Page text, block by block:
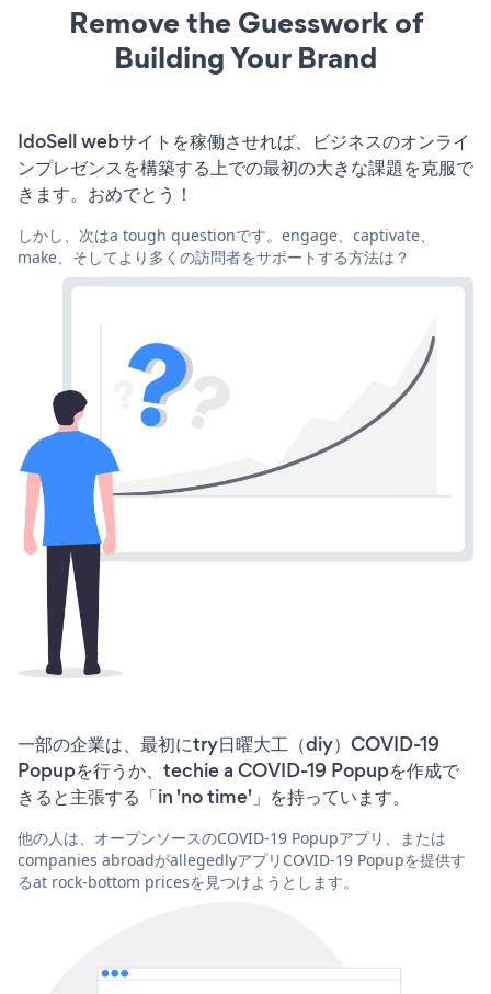
Remove the Guesswork of
Building Your Brand
IdoSell webサイトを稼働させれば、ビジネスのオンライ
ンプレゼンスを構築する上での最初の大きな課題を克服で
きます。おめでとう！
しかし、次はa tough questionです。engage、captivate、
make、そしてより多くの訪問者をサポートする方法は？
一部の企業は、最初にtry日曜大工（diy）COVID-19
Popupを行うか、techie a COVID-19 Popupを作成で
きると主張する「in 'no time'」を持っています。
他の人は、オープンソースのCOVID-19 Popupアプリ、または
companies abroadがallegedlyアプリCOVID-19 Popupを提供す
るat rock-bottom pricesを見つけようとします。